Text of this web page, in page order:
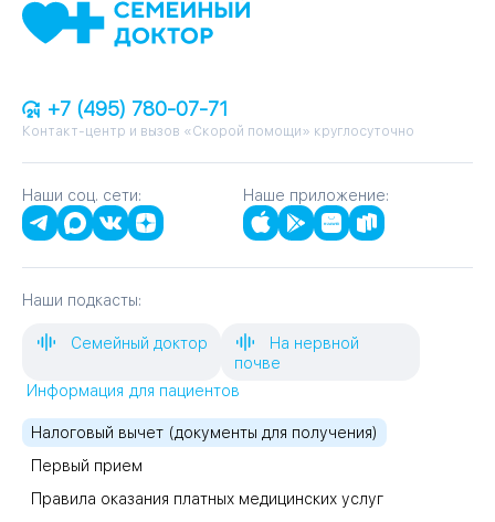
+7 (495) 780-07-71
Контакт-центр и вызов «Скорой помощи» круглосуточно
Наши соц. сети: Наше приложение:
Наши подкасты:
Семейный доктор
На нервной
почве
Информация для пациентов
Налоговый вычет (документы для получения)
Первый прием
Правила оказания платных медицинских услуг